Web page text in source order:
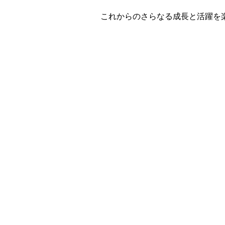
これからのさらなる成長と活躍を